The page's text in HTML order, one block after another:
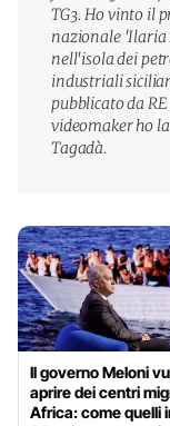
TG3. Ho vinto il
nazionale 'Ilaria
nell'isola dei
industriali
pubblicato da
videomaker ho
Tagadà.
Il governo Meloni
aprire dei centri
Africa: come quelli